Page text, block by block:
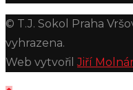
© T.J. Sokol Praha
vyhrazena.
Web vytvořilJiří